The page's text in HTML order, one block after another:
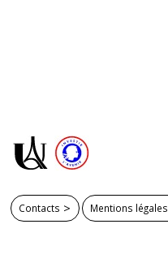
Contacts Mentions légales